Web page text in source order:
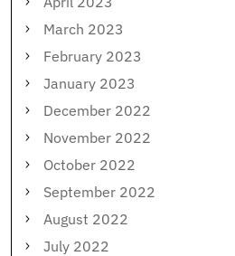
March 2023
February 2023
January 2023
December 2022
November 2022
October 2022
September 2022
August 2022
July 2022